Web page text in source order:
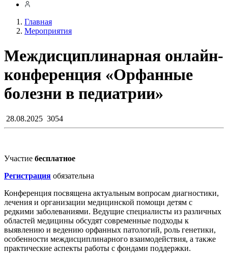
Главная
Мероприятия
Междисциплинарная онлайн-
конференция «Орфанные
болезни в педиатрии»
28.08.2025 3054
Участие бесплатное
Регистрация обязательна
Конференция посвящена актуальным вопросам диагностики,
лечения и организации медицинской помощи детям с
редкими заболеваниями. Ведущие специалисты из различных
областей медицины обсудят современные подходы к
выявлению и ведению орфанных патологий, роль генетики,
особенности междисциплинарного взаимодействия, а также
практические аспекты работы с фондами поддержки.